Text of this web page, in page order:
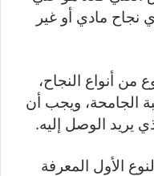
نجاح مادي أو غير
أنواع النجاح،
الجامحة، ويجب أن
يريد الوصل إليه.
الأول المعرفة